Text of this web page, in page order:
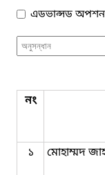
এডভান্সড
নং
১ মোহাম্মদ